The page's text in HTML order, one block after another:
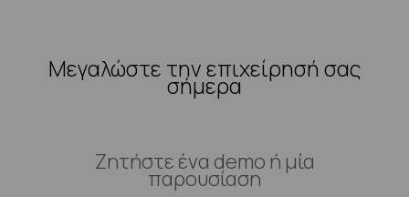
Μεγαλώστε την επιχείρησή σας
σήμερα
Ζητήστε ένα demo ή μία
παρουσίαση